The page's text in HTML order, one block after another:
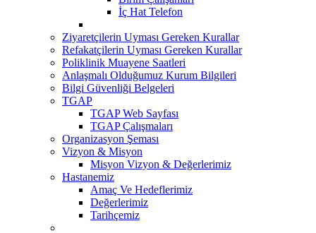
İç Hat Telefon
Ziyaretçilerin Uyması Gereken Kurallar
Refakatçilerin Uyması Gereken Kurallar
Poliklinik Muayene Saatleri
Anlaşmalı Olduğumuz Kurum Bilgileri
Bilgi Güvenliği Belgeleri
TGAP
TGAP Web Sayfası
TGAP Çalışmaları
Organizasyon Şeması
Vizyon & Misyon
Misyon Vizyon & Değerlerimiz
Hastanemiz
Amaç Ve Hedeflerimiz
Değerlerimiz
Tarihçemiz